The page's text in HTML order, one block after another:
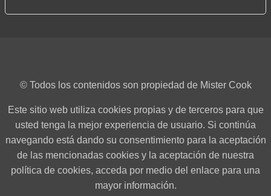
© Todos los contenidos son propiedad de Mister Cook
Este sitio web utiliza cookies propias y de terceros para que
usted tenga la mejor experiencia de usuario. Si continúa
navegando está dando su consentimiento para la aceptación
de las mencionadas cookies y la aceptación de nuestra
política de cookies, acceda por medio del enlace para una
mayor información.